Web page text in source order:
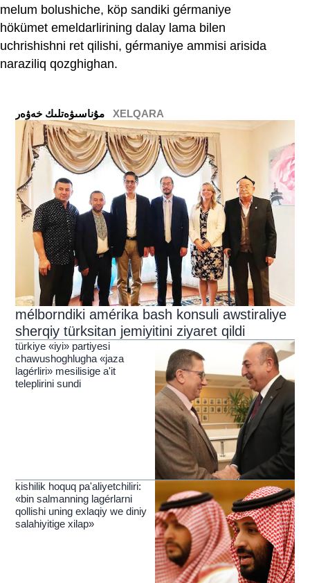
melum bolushiche, köp sandiki gérmaniye
hökümet emeldarlirining dalay lama bilen
uchrishishni ret qilishi, gérmaniye ammisi arisida
naraziliq qozghighan.
XELQARA
mélborndiki amérika bash konsuli awstiraliye
sherqiy türksitan jemiyitini ziyaret qildi
türkiye «iyi» partiyesi
chawushoghlugha «jaza
lagérliri» mesilisige a'it
teleplirini sundi
kishilik hoquq pa'aliyetchiliri:
«bin salmanning lagérlarni
qollishi uning exlaqiy we diniy
salahiyitige xilap»